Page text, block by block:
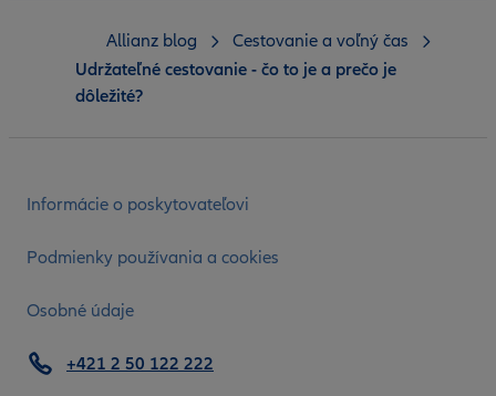
Informácie o poskytovateľovi
Podmienky používania a cookies
Osobné údaje
+421 2 50 122 222
Allianz blog
Cestovanie a voľný čas
Udržateľné cestovanie - čo to je a prečo je
dôležité?